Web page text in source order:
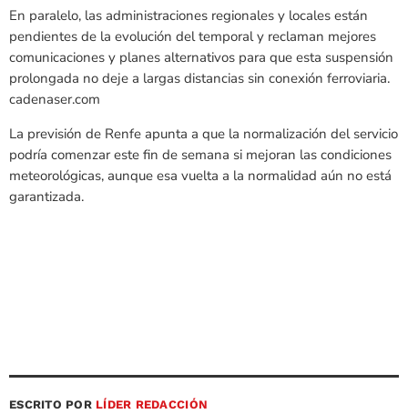
En paralelo, las administraciones regionales y locales están
pendientes de la evolución del temporal y reclaman mejores
comunicaciones y planes alternativos para que esta suspensión
prolongada no deje a largas distancias sin conexión ferroviaria.
cadenaser.com
La previsión de Renfe apunta a que la normalización del servicio
podría comenzar este fin de semana si mejoran las condiciones
meteorológicas, aunque esa vuelta a la normalidad aún no está
garantizada.
ESCRITO POR LÍDER REDACCIÓN